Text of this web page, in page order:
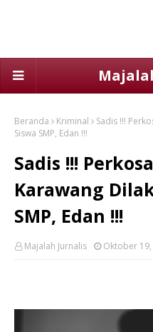
Beranda Kriminal
Sadis !!!
Siswa SMP, Edan !!!
Sadis !!!
Karawang
SMP, Edan !!!
Majalah Jurnalis Oktober 19,